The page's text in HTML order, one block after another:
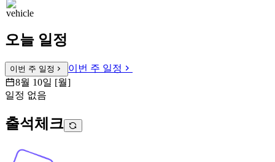
오늘 일정
이번 주 일정
이번 주 일정
8월 10일 [월]
일정 없음
출석체크